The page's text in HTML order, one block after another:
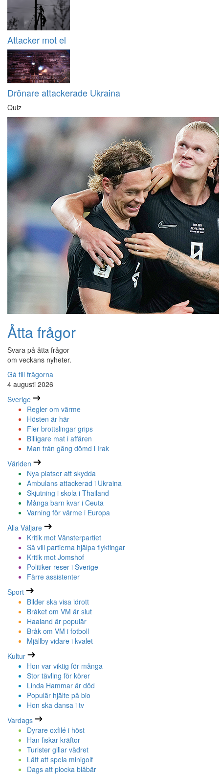
Attacker mot el
Drönare attackerade Ukraina
Quiz
Åtta frågor
Svara på åtta frågor
om veckans nyheter.
Gå till frågorna
4 augusti 2026
Sverige
Regler om värme
Hösten är här
Fler brottslingar grips
Billigare mat i affären
Man från gäng dömd i Irak
Världen
Nya platser att skydda
Ambulans attackerad i Ukraina
Skjutning i skola i Thailand
Många barn kvar i Ceuta
Varning för värme i Europa
Alla Väljare
Kritik mot Vänsterpartiet
Så vill partierna hjälpa flyktingar
Kritik mot Jomshof
Politiker reser i Sverige
Färre assistenter
Sport
Bilder ska visa idrott
Bråket om VM är slut
Haaland är populär
Bråk om VM i fotboll
Mjällby vidare i kvalet
Kultur
Hon var viktig för många
Stor tävling för körer
Linda Hammar är död
Populär hjälte på bio
Hon ska dansa i tv
Vardags
Dyrare oxfilé i höst
Han fiskar kräftor
Turister gillar vädret
Lätt att spela minigolf
Dags att plocka blåbär